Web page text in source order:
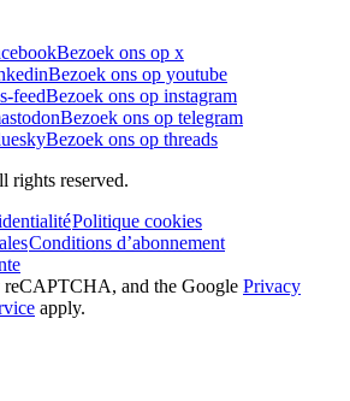
Bezoek ons op x
Bezoek ons op youtube
feedBezoek ons op instagram
Bezoek ons op telegram
Bezoek ons op threads
rights reserved.
Politique cookies
Conditions d’abonnement
reCAPTCHA, and the Google Privacy
apply.